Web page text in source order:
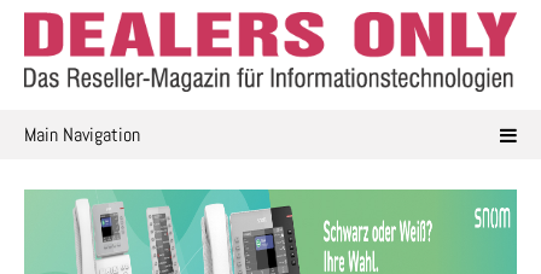
Skip
content
Main Navigation